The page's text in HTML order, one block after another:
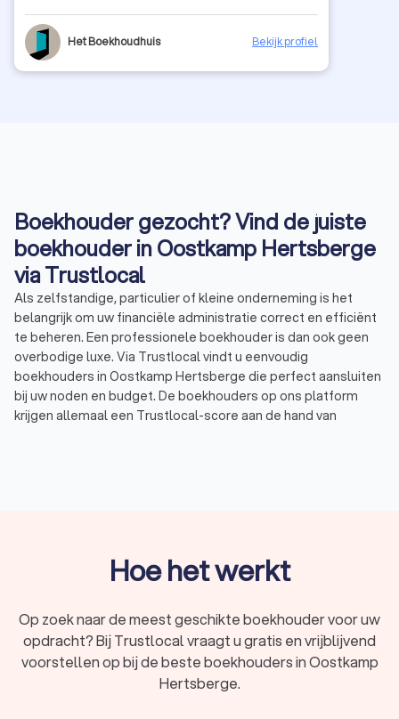
Het Boekhoudhuis Bekijk profiel
Boekhouder gezocht? Vind de juiste
boekhouder in Oostkamp Hertsberge
via Trustlocal
Als zelfstandige, particulier of kleine onderneming is het
belangrijk om uw financiële administratie correct en efficiënt
te beheren. Een professionele boekhouder is dan ook geen
overbodige luxe. Via Trustlocal vindt u eenvoudig
boekhouders in Oostkamp Hertsberge die perfect aansluiten
bij uw noden en budget. De boekhouders op ons platform
krijgen allemaal een Trustlocal-score aan de hand van
Een boekhouder is een expert in het beheren van financiële
administratie. Dat betekent concreet: het inboeken van
van de jaarrekening en het doen van belastingaangiften.
Zowel bedrijven als particulieren maken gebruik van een
boekhouder in Oostkamp Hertsberge.
Voor zelfstandigen en ondernemers is een goede
boekhouding niet alleen wettelijk verplicht, het is ook
Hoe het werkt
Op zoek naar de meest geschikte boekhouder voor uw
opdracht? Bij Trustlocal vraagt u gratis en vrijblijvend
voorstellen op bij de beste boekhouders in Oostkamp
Hertsberge.